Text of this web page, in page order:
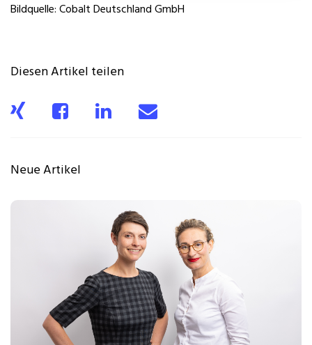
Bildquelle: Cobalt Deutschland GmbH
Diesen Artikel teilen
Neue Artikel